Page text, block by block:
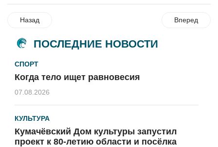
Назад Вперед
ПОСЛЕДНИЕ НОВОСТИ
СПОРТ
Когда тело ищет равновесия
07.08.2026
КУЛЬТУРА
Кумачёвский Дом культуры запустил
проект к 80-летию области и посёлка